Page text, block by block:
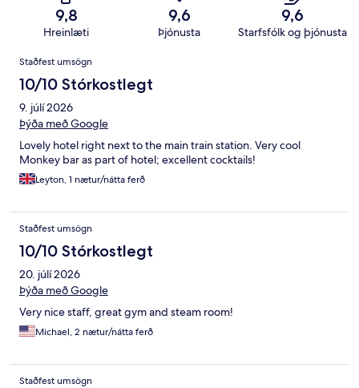
9,8
Hreinlæti
9,6
Þjónusta
9,6
Starfsfólk og þjónusta
Umsagnir
Staðfest umsögn
10/10 Stórkostlegt
9. júlí 2026
Þýða með Google
Lovely hotel right next to the main train station. Very cool
Monkey bar as part of hotel; excellent cocktails!
Leyton, 1 nætur/nátta ferð
Staðfest umsögn
10/10 Stórkostlegt
20. júlí 2026
Þýða með Google
Very nice staff, great gym and steam room!
Michael, 2 nætur/nátta ferð
Staðfest umsögn